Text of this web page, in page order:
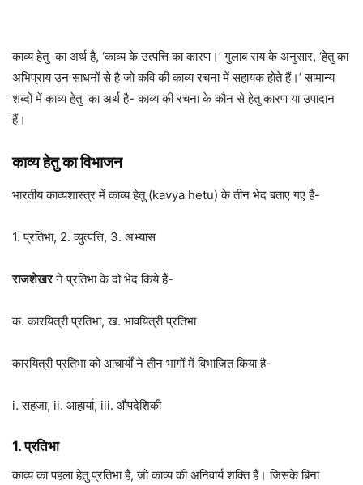
काव्य हेतु का अर्थ है, ‘काव्य के उत्पत्ति का कारण।’ गुलाब राय के अनुसार, ‘हेतु का
अभिप्राय उन साधनों से है जो कवि की काव्य रचना में सहायक होते हैं।’ सामान्य
शब्दों में काव्य हेतु का अर्थ है- काव्य की रचना के कौन से हेतु कारण या उपादान
हैं।
काव्य हेतु का विभाजन
भारतीय काव्यशास्त्र में काव्य हेतु (kavya hetu) के तीन भेद बताए गए हैं-
1. प्रतिभा, 2. व्युत्पत्ति, 3. अभ्यास
राजशेखरने प्रतिभा के दो भेद किये हैं-
क. कारयित्री प्रतिभा, ख. भावयित्री प्रतिभा
कारयित्री प्रतिभा को आचार्यों ने तीन भागों में विभाजित किया है-
i. सहजा, ii. आहार्या, iii. औपदेशिकी
1. प्रतिभा
काव्य का पहला हेतु प्रतिभा है, जो काव्य की अनिवार्य शक्ति है। जिसके बिना